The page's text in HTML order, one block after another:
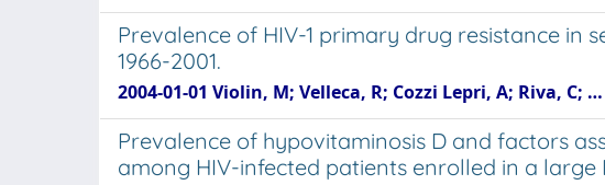
Prevalence of HIV-1 primary drug resistance in
1966-2001.
2004-01-01 Violin, M; Velleca, R; Cozzi Lepri, A; Riva,
Prevalence of hypovitaminosis D and factors
among HIV-infected patients enrolled in a large